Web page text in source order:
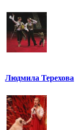
Людмила Терехова